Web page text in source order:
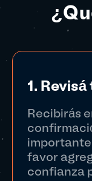
1.
Recibirás
importante
favor
confianza